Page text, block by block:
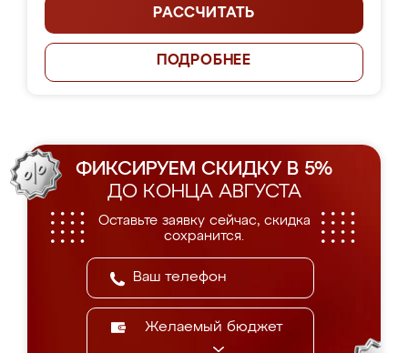
РАССЧИТАТЬ
ПОДРОБНЕЕ
ФИКСИРУЕМ СКИДКУ В 5%
ДО КОНЦА АВГУСТА
Оставьте заявку сейчас, скидка
сохранится.
Желаемый бюджет